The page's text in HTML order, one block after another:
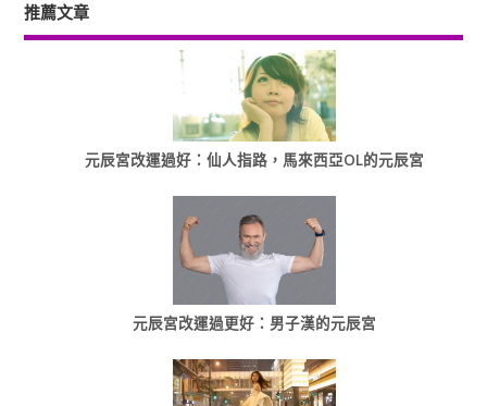
推薦文章
元辰宮改運過好：仙人指路，馬來西亞OL的元辰宮
元辰宮改運過更好：男子漢的元辰宮